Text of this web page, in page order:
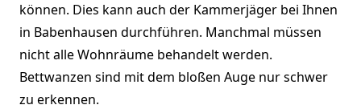
können. Dies kann auch der Kammerjäger bei Ihnen
in Babenhausen durchführen. Manchmal müssen
nicht alle Wohnräume behandelt werden.
Bettwanzen sind mit dem bloßen Auge nur schwer
zu erkennen.